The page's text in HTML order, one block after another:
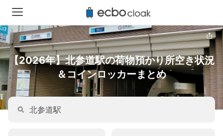
【2026年】北参道駅の荷物預かり所空き状況
＆コインロッカーまとめ